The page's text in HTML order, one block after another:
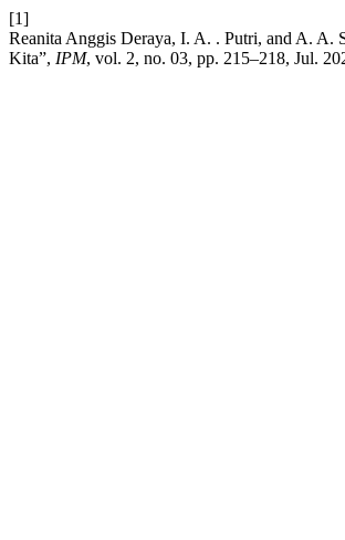
[1]
Reanita Anggis Deraya, I. A. . Putri, and A. A.
Kita”, IPM, vol. 2, no. 03, pp. 215–218, Jul.